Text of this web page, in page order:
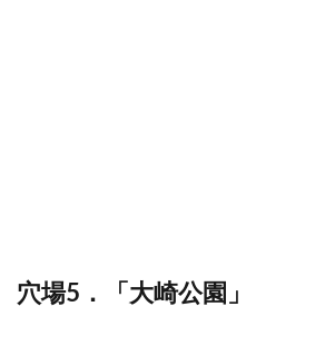
穴場5．「大崎公園」